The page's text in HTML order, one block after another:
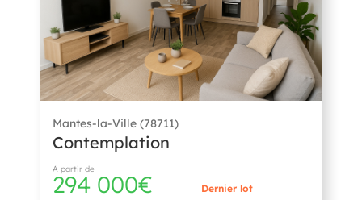
Mantes-la-Ville (78711)
Contemplation
À partir de
294 000€
Dernier lot